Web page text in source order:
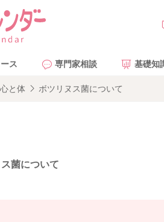
ス 専門家相談 基礎知
と体 ボツリヌス菌について
菌について